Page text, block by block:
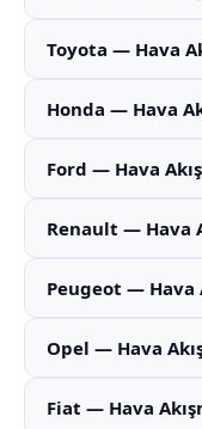
Toyota — Hava
Honda — Hava
Ford — Hava
Renault — Hava
Peugeot — Hava
Opel — Hava
Fiat — Hava